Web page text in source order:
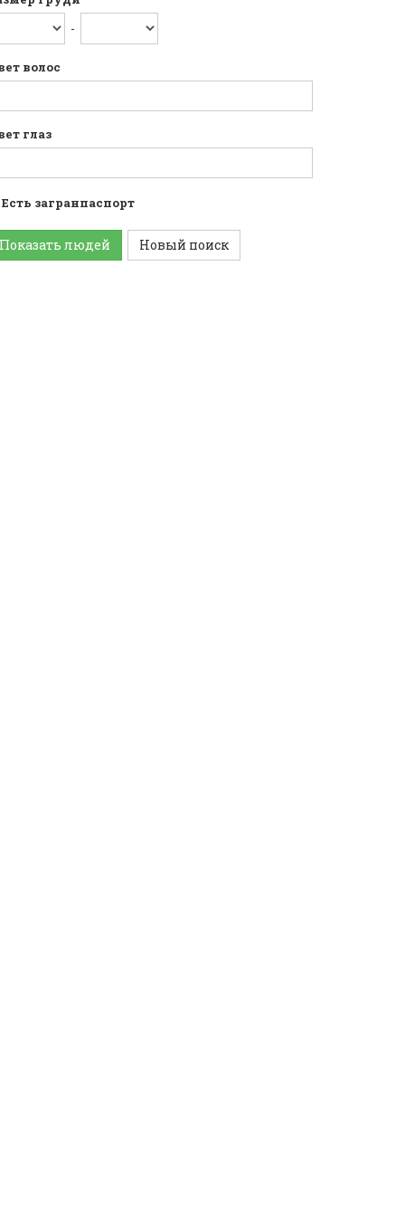
-
волос
глаз
Есть загранпаспорт
Показать людей Новый поиск